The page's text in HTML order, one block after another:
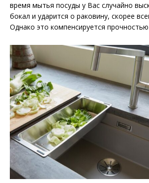
время мытья посуды у Вас случайно
бокал и ударится о раковину, скорее
Однако это компенсируется